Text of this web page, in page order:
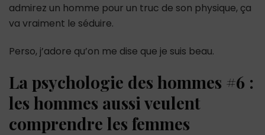
admirez un homme pour un truc de son physique, ça
va vraiment le séduire.
Perso, j’adore qu’on me dise que je suis beau.
La psychologie des hommes #6 :
les hommes aussi veulent
comprendre les femmes